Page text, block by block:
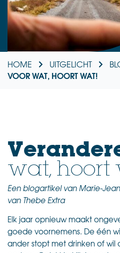
HOME UITGELICHT
VOOR WAT, HOORT WAT!
wat, hoort
Een blogartikel van Marie-
van Thebe Extra
Elk jaar opnieuw maakt
goede voornemens. De één
ander stopt met drinken of wil